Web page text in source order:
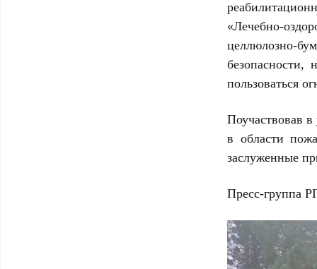
«Лечебно-
целлюлозно-
безопасности,
пользоваться
Поучаствовав в
в области
заслуженные
Пресс-группа